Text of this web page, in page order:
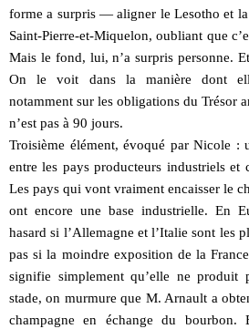
forme a surpris — aligner le Lesotho et
Saint-Pierre-et-Miquelon, oubliant que
Mais le fond, lui, n’a surpris personne.
On le voit dans la manière dont
notamment sur les obligations du Trésor
n’est pas à 90 jours.
Troisième élément, évoqué par Nicole :
entre les pays producteurs industriels et
Les pays qui vont vraiment encaisser le
ont encore une base industrielle. En
hasard si l’Allemagne et l’Italie sont les
pas si la moindre exposition de la
signifie simplement qu’elle ne produit
stade, on murmure que M. Arnault a
champagne en échange du bourbon.